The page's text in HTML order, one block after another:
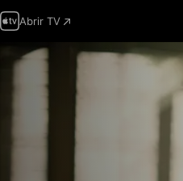
Abrir TV